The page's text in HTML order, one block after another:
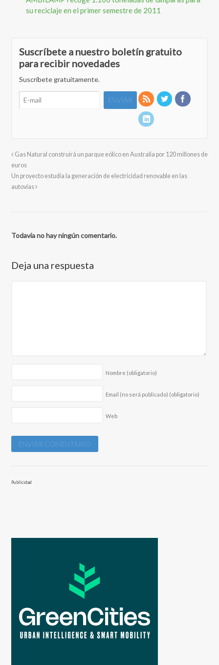
su reciclaje en el primer semestre de 2011
Suscríbete a nuestro boletín gratuito
para recibir novedades
Suscríbete gratuitamente.
Gas Natural construirá un parque eólico en Australia por 120 millones de
euros
Un proyecto estudia la generación de electricidad renovable en las
autovías
Todavía no hay ningún comentario.
Deja una respuesta
Nombre (obligatorio)
Email (no será publicado) (obligatorio)
Web
Publicidad